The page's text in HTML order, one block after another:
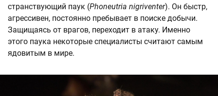
странствующий паук (Phoneutria nigriventer). Он быстр,
агрессивен, постоянно пребывает в поиске добычи.
Защищаясь от врагов, переходит в атаку. Именно
этого паука некоторые специалисты считают самым
ядовитым в мире.